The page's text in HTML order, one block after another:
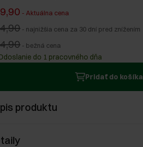
- Aktuálna cena
- najnižšia cena za 30 dní pred znížením
- bežná cena
do 1 pracovného dňa
Pridať do košíka
produktu